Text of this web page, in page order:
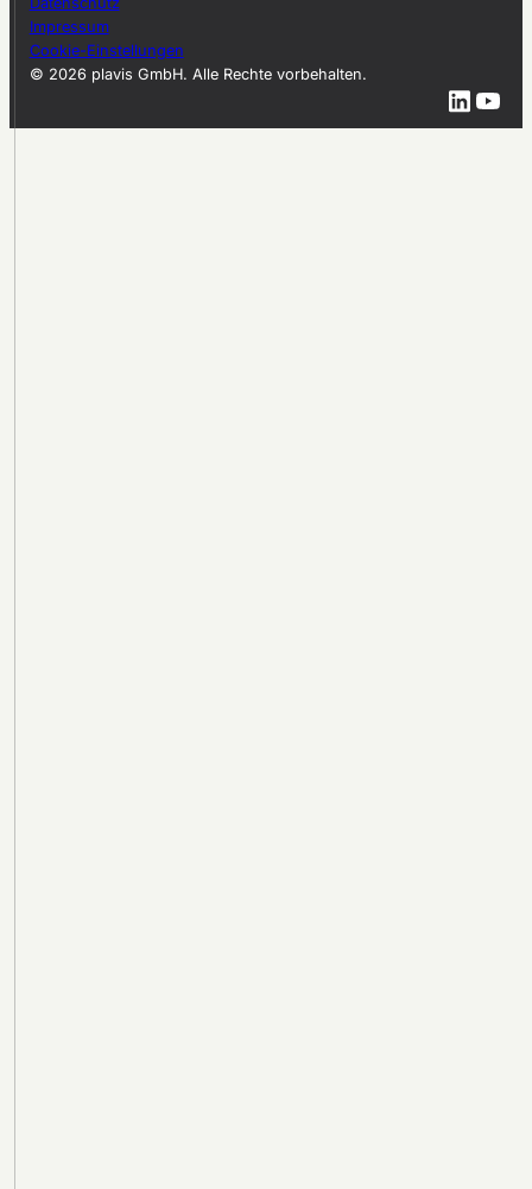
© 2026 plavis GmbH. Alle Rechte vorbehalten.
Impressum
Cookie-Einstellungen